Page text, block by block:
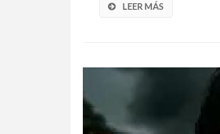
LEER MÁS